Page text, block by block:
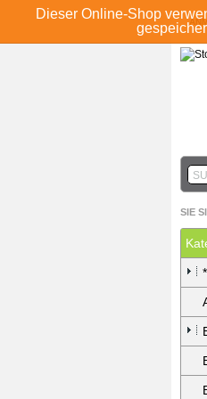
Dieser Online-Shop
SIE